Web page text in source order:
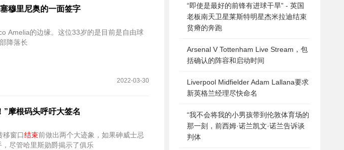
穆里尼奥的一面签字
Amelia的边缘。这位33岁的是目前是自由球
降落长
2022-03-30
”摩根码头呼吁大签名
移窗口结束前做出两个大迹象，如果砷威士忌
尽管哈里斯勋爵揭示了俱乐
“即使是最好的前锋有进球干旱” - 英国
老板南天卫星莱斯特明星杰米拉迪结束
贫瘠的奔跑
Arsenal V Tottenham Live Stream，包
括确认的阵容和启动时间
Liverpool Midfielder Adam Lallana要求
新英格兰经理尽快命名
“我不会将我的小男孩带到伦敦体育场的
那一刻，前西姆·诺兰凯文·诺兰告诉谈
判体